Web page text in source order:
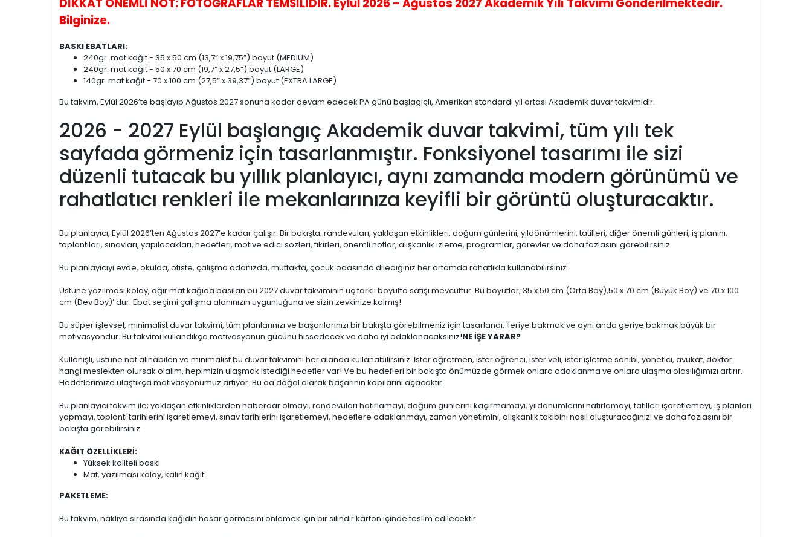
DİKKAT ÖNEMLİ NOT: FOTOĞRAFLAR TEMSİLİDİR. Eylül 2026 – Ağustos 2027 Akademik Yılı Takvimi Gönderilmektedir.
Bilginize.
BASKI EBATLARI:
240gr. mat kağıt - 35 x 50 cm (13,7” x 19,75”) boyut (MEDIUM)
240gr. mat kağıt - 50 x 70 cm (19,7” x 27,5”) boyut (LARGE)
140gr. mat kağıt - 70 x 100 cm (27,5” x 39,37”) boyut (EXTRA LARGE)
Bu takvim, Eylül 2026’te başlayıp Ağustos 2027 sonuna kadar devam edecek PA günü başlagıçlı, Amerikan standardı yıl ortası Akademik duvar takvimidir.
2026 - 2027 Eylül başlangıç Akademik duvar takvimi, tüm yılı tek
sayfada görmeniz için tasarlanmıştır. Fonksiyonel tasarımı ile sizi
düzenli tutacak bu yıllık planlayıcı, aynı zamanda modern görünümü ve
rahatlatıcı renkleri ile mekanlarınıza keyifli bir görüntü oluşturacaktır.
Bu planlayıcı, Eylül 2026’ten Ağustos 2027’e kadar çalışır. Bir bakışta; randevuları, yaklaşan etkinlikleri, doğum günlerini, yıldönümlerini, tatilleri, diğer önemli günleri, iş planını,
toplantıları, sınavları, yapılacakları, hedefleri, motive edici sözleri, fikirleri, önemli notlar, alışkanlık izleme, programlar, görevler ve daha fazlasını görebilirsiniz.
Bu planlayıcıyı evde, okulda, ofiste, çalışma odanızda, mutfakta, çocuk odasında dilediğiniz her ortamda rahatlıkla kullanabilirsiniz.
Üstüne yazılması kolay, ağır mat kağıda basılan bu 2027 duvar takviminin üç farklı boyutta satışı mevcuttur. Bu boyutlar; 35 x 50 cm (Orta Boy),50 x 70 cm (Büyük Boy) ve 70 x 100
cm (Dev Boy)’ dur. Ebat seçimi çalışma alanınızın uygunluğuna ve sizin zevkinize kalmış!
Bu süper işlevsel, minimalist duvar takvimi, tüm planlarınızı ve başarılarınızı bir bakışta görebilmeniz için tasarlandı. İleriye bakmak ve aynı anda geriye bakmak büyük bir
motivasyondur. Bu takvimi kullandıkça motivasyonun gücünü hissedecek ve daha iyi odaklanacaksınız!NE İŞE YARAR?
Kullanışlı, üstüne not alınabilen ve minimalist bu duvar takvimini her alanda kullanabilirsiniz. İster öğretmen, ister öğrenci, ister veli, ister işletme sahibi, yönetici, avukat, doktor
hangi meslekten olursak olalım, hepimizin ulaşmak istediği hedefler var! Ve bu hedefleri bir bakışta önümüzde görmek onlara odaklanma ve onlara ulaşma olasılığımızı artırır.
Hedeflerimize ulaştıkça motivasyonumuz artıyor. Bu da doğal olarak başarının kapılarını açacaktır.
Bu planlayıcı takvim ile; yaklaşan etkinliklerden haberdar olmayı, randevuları hatırlamayı, doğum günlerini kaçırmamayı, yıldönümlerini hatırlamayı, tatilleri işaretlemeyi, iş planları
yapmayı, toplantı tarihlerini işaretlemeyi, sınav tarihlerini işaretlemeyi, hedeflere odaklanmayı, zaman yönetimini, alışkanlık takibini nasıl oluşturacağınızı ve daha fazlasını bir
bakışta görebilirsiniz.
KAĞIT ÖZELLİKLERİ:
Yüksek kaliteli baskı
Mat, yazılması kolay, kalın kağıt
PAKETLEME:
Bu takvim, nakliye sırasında kağıdın hasar görmesini önlemek için bir silindir karton içinde teslim edilecektir.